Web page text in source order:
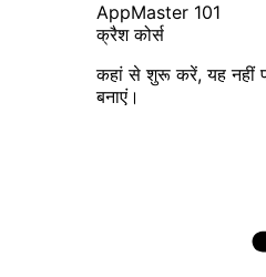
AppMaster 101
क्रैश कोर्स
कहां से शुरू करें, यह नहीं
बनाएं।